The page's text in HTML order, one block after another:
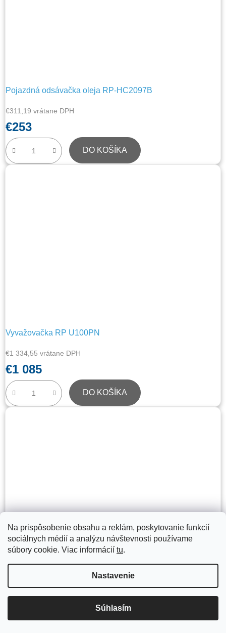
Na prispôsobenie obsahu a reklám, poskytovanie funkcií
sociálnych médií a analýzu návštevnosti používame
súbory cookie. Viac informácií tu.
Nastavenie
Súhlasím
Pojazdná odsávačka oleja RP-HC2097B
€311,19 vrátane DPH
€253
DO KOŠÍKA
Vyvažovačka RP U100PN
€1 334,55 vrátane DPH
€1 085
DO KOŠÍKA
Dvojstĺpový zdvihák RP-6214B2 4,0t (3,75m)
€3 693,69 vrátane DPH